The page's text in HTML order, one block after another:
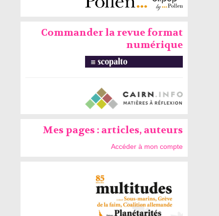
Commander la revue format
numérique
Mes pages : articles, auteurs
Accéder à mon compte